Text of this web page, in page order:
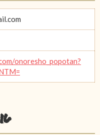
onoresho_popotan?